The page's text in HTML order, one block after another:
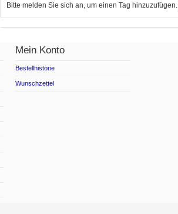
Bitte melden Sie sich an, um einen Tag hinzuzufügen.
Mein Konto
Bestellhistorie
Wunschzettel